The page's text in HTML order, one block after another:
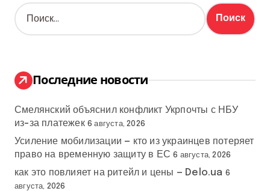
Н
а
:
Последние новости
Смелянский объяснил конфликт Укрпочты с НБУ
из-за платежек 6 августа, 2026
Усиление мобилизации — кто из украинцев потеряет
право на временную защиту в ЕС 6 августа, 2026
как это повлияет на ритейл и цены — Delo.ua 6
августа, 2026